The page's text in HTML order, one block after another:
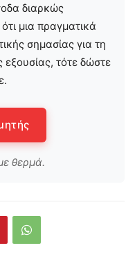
διαρκώς
μια πραγματικά
σημασίας για τη
εξουσίας, τότε δώστε
θερμά.